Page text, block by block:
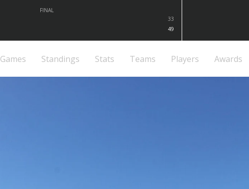
FINAL
33
49
Games Standings Stats Teams Players Awards